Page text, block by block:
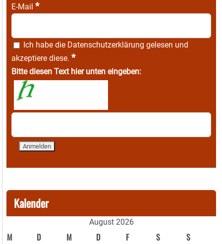
E-Mail *
Ich habe die Datenschutzerklärung gelesen und
akzeptiere diese. *
Bitte diesen Text hier unten eingeben:
Kalender
August 2026
M D M D F S S